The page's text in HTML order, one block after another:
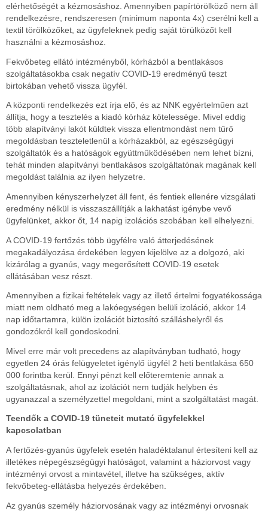
elérhetőségét a kézmosáshoz. Amennyiben papírtörölköző nem áll
rendelkezésre, rendszeresen (minimum naponta 4x) cserélni kell a
textil törölközőket, az ügyfeleknek pedig saját törülközőt kell
használni a kézmosáshoz.
Fekvőbeteg ellátó intézményből, kórházból a bentlakásos
szolgáltatásokba csak negatív COVID-19 eredményű teszt
birtokában vehető vissza ügyfél.
A központi rendelkezés ezt írja elő, és az NNK egyértelműen azt
állítja, hogy a tesztelés a kiadó kórház kötelessége. Mivel eddig
több alapítványi lakót küldtek vissza ellentmondást nem tűrő
megoldásban teszteletlenül a kórházakból, az egészségügyi
szolgáltatók és a hatóságok együttműködésében nem lehet bízni,
tehát minden alapítványi bentlakásos szolgáltatónak magának kell
megoldást találnia az ilyen helyzetre.
Amennyiben kényszerhelyzet áll fent, és fentiek ellenére vizsgálati
eredmény nélkül is visszaszállítják a lakhatást igénybe vevő
ügyfelünket, akkor őt, 14 napig izolációs szobában kell elhelyezni.
A COVID-19 fertőzés több ügyfélre való átterjedésének
megakadályozása érdekében legyen kijelölve az a dolgozó, aki
kizárólag a gyanús, vagy megerősített COVID-19 esetek
ellátásában vesz részt.
Amennyiben a fizikai feltételek vagy az illető értelmi fogyatékossága
miatt nem oldható meg a lakóegységen belüli izoláció, akkor 14
nap időtartamra, külön izolációt biztosító szálláshelyről és
gondozókról kell gondoskodni.
Mivel erre már volt precedens az alapítványban tudható, hogy
egyetlen 24 órás felügyeletet igénylő ügyfél 2 heti bentlakása 650
000 forintba kerül. Ennyi pénzt kell előteremtenie annak a
szolgáltatásnak, ahol az izolációt nem tudják helyben és
ugyanazzal a személyzettel megoldani, mint a szolgáltatást magát.
Teendők a COVID-19 tüneteit mutató ügyfelekkel
kapcsolatban
A fertőzés-gyanús ügyfelek esetén haladéktalanul értesíteni kell az
illetékes népegészségügyi hatóságot, valamint a háziorvost vagy
intézményi orvost a mintavétel, illetve ha szükséges, aktív
fekvőbeteg-ellátásba helyezés érdekében.
Az gyanús személy háziorvosának vagy az intézményi orvosnak